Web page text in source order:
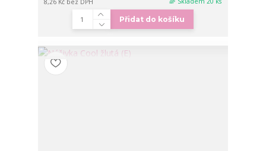
8,26 Kč bez DPH
Přidat do košíku